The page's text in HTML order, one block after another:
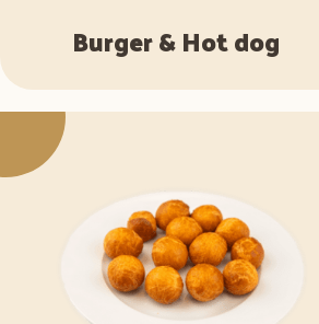
Burger & Hot dog